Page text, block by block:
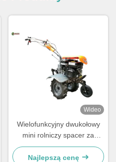
Wideo
Wielofunkcyjny dwukołowy
mini rolniczy spacer za
Tillerem 7HP
Najlepszą cenę